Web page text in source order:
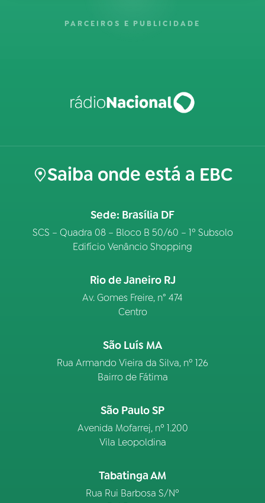
PARCEIROS E PUBLICIDADE
Saiba onde está a EBC
Sede: Brasília DF
SCS – Quadra 08 – Bloco B 50/60 – 1º Subsolo
Edifício Venâncio Shopping
Rio de Janeiro RJ
Av. Gomes Freire, n° 474
Centro
São Luís MA
Rua Armando Vieira da Silva, nº 126
Bairro de Fátima
São Paulo SP
Avenida Mofarrej, nº 1.200
Vila Leopoldina
Tabatinga AM
Rua Rui Barbosa S/Nº